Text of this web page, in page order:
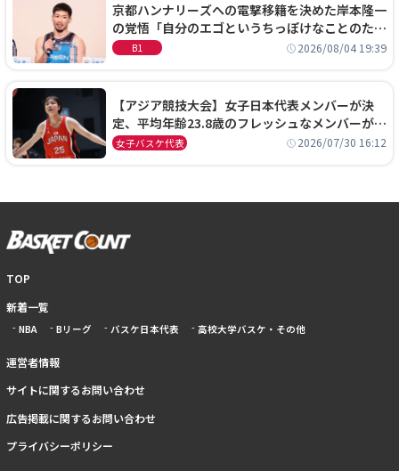
京都ハンナリーズへの電撃移籍を決めた岸本隆一
の覚悟「自分のエゴというちっぽけなことのため
に、京都に来たわけではない」
B1 2026/08/04 19:39
【アジア競技大会】女子日本代表メンバーが決
定、平均年齢23.8歳のフレッシュなメンバーが日
本開催の大舞台で頂点を狙う
女子バスケ代表 2026/07/30 16:12
TOP
新着一覧
NBA Bリーグ バスケ日本代表 高校大学バスケ・その他
運営者情報
サイトに関するお問い合わせ
広告掲載に関するお問い合わせ
プライバシーポリシー